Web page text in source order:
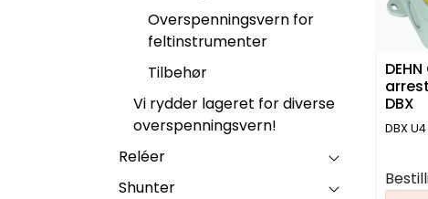
Overspenningsvern for
feltinstrumenter
Tilbehør
Vi rydder lageret for diverse
overspenningsvern!
Reléer
Shunter
DBX
DBX